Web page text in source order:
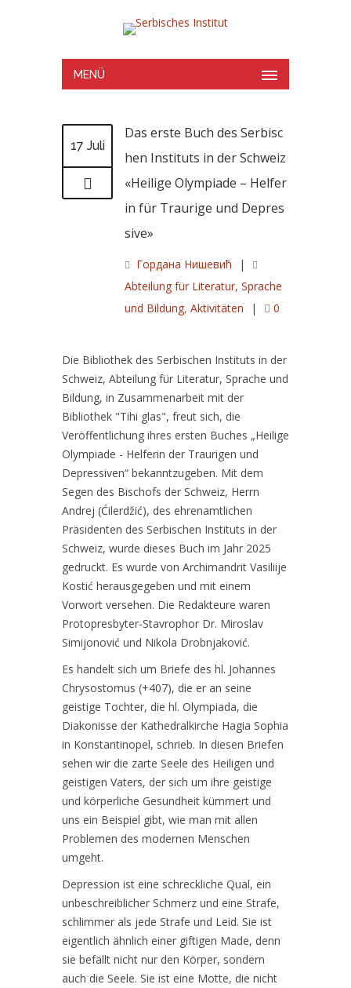
MENÜ
17 Juli
Das erste Buch des Serbisc
hen Instituts in der Schweiz
«Heilige Olympiade – Helfer
in für Traurige und Depres
sive»
Гордана Нишевић
|
Abteilung für Literatur, Sprache
und Bildung, Aktivitäten | 0
Die Bibliothek des Serbischen Instituts in der
Schweiz, Abteilung für Literatur, Sprache und
Bildung, in Zusammenarbeit mit der
Bibliothek "Tihi glas", freut sich, die
Veröffentlichung ihres ersten Buches „Heilige
Olympiade - Helferin der Traurigen und
Depressiven“ bekanntzugeben. Mit dem
Segen des Bischofs der Schweiz, Herrn
Andrej (Ćilerdžić), des ehrenamtlichen
Präsidenten des Serbischen Instituts in der
Schweiz, wurde dieses Buch im Jahr 2025
gedruckt. Es wurde von Archimandrit Vasiliije
Kostić herausgegeben und mit einem
Vorwort versehen. Die Redakteure waren
Protopresbyter-Stavrophor Dr. Miroslav
Simijonović und Nikola Drobnjaković.
Es handelt sich um Briefe des hl. Johannes
Chrysostomus (+407), die er an seine
geistige Tochter, die hl. Olympiada, die
Diakonisse der Kathedralkirche Hagia Sophia
in Konstantinopel, schrieb. In diesen Briefen
sehen wir die zarte Seele des Heiligen und
geistigen Vaters, der sich um ihre geistige
und körperliche Gesundheit kümmert und
uns ein Beispiel gibt, wie man mit allen
Problemen des modernen Menschen
umgeht.
Depression ist eine schreckliche Qual, ein
unbeschreiblicher Schmerz und eine Strafe,
schlimmer als jede Strafe und Leid. Sie ist
eigentlich ähnlich einer giftigen Made, denn
sie befällt nicht nur den Körper, sondern
auch die Seele. Sie ist eine Motte, die nicht